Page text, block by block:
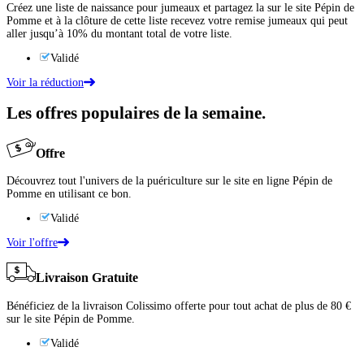
Créez une liste de naissance pour jumeaux et partagez la sur le site Pépin de
Pomme et à la clôture de cette liste recevez votre remise jumeaux qui peut
aller jusqu’à 10% du montant total de votre liste.
Validé
Voir la réduction
Les offres populaires de la semaine.
Offre
Découvrez tout l'univers de la puériculture sur le site en ligne Pépin de
Pomme en utilisant ce bon.
Validé
Voir l'offre
Livraison Gratuite
Bénéficiez de la livraison Colissimo offerte pour tout achat de plus de 80 €
sur le site Pépin de Pomme.
Validé